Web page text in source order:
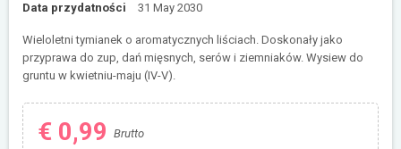
Data przydatności
31 May 2030
Wieloletni tymianek o aromatycznych liściach. Doskonały jako
przyprawa do zup, dań mięsnych, serów i ziemniaków. Wysiew do
gruntu w kwietniu-maju (IV-V).
€ 0,99 Brutto